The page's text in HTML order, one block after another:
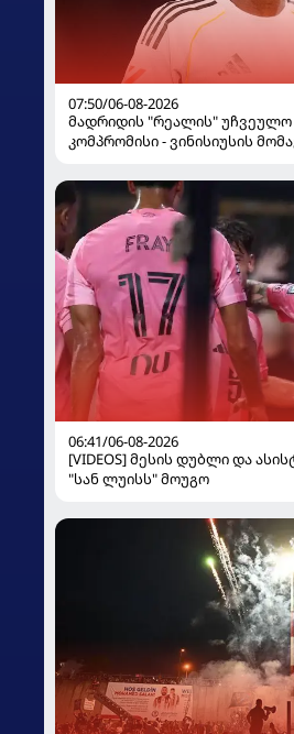
07:50/06-08-2026
მადრიდის "რეალის"
კომპრომისი - ვინისიუსის
06:41/06-08-2026
[VIDEOS] მესის დუბლი და
"სან ლუისს" მოუგო